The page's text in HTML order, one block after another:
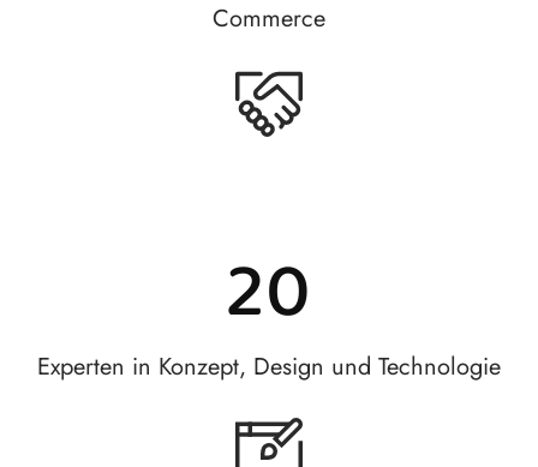
Commerce
20
Experten in Konzept, Design und Technologie